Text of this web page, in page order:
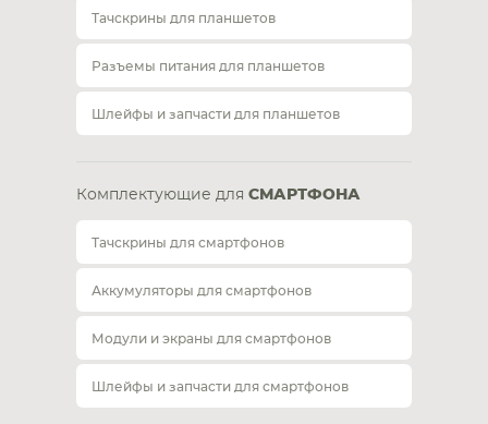
Тачскрины для планшетов
Разъемы питания для планшетов
Шлейфы и запчасти для планшетов
Комплектующие для СМАРТФОНА
Тачскрины для смартфонов
Аккумуляторы для смартфонов
Модули и экраны для смартфонов
Шлейфы и запчасти для смартфонов